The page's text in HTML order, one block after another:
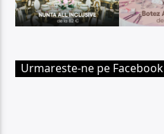
Urmareste-ne pe Facebook